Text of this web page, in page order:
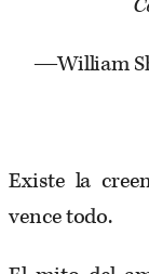
―William
Existe la
vence todo.